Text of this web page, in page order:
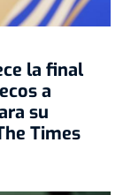
la final
a
su
Times